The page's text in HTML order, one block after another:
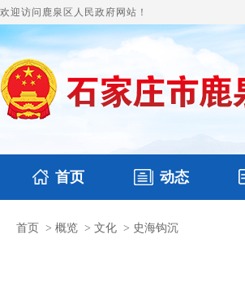
欢迎访问鹿泉区人民政府网站！
首页 动态
国务要闻 鹿泉要闻
本区文件
首页 > 概览 > 文化 > 史海钩沉